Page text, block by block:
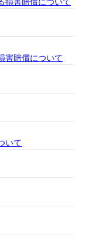
害賠償について
いて